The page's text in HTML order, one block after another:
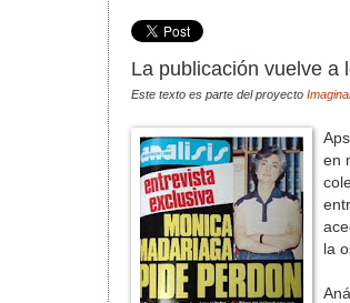
La publicación vuelve a
Este texto es parte del proyecto
en
la